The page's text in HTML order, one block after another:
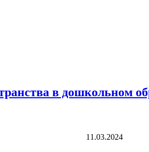
в дошкольном
11.03.2024